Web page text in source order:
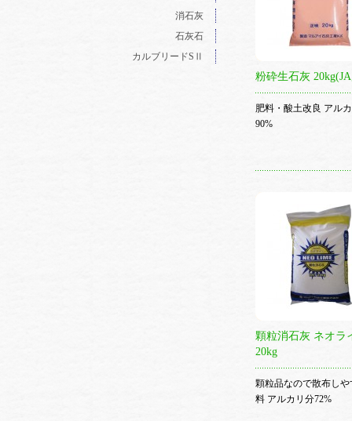
消石灰
石灰石
カルブリードSⅡ
粉砕生石灰
肥料・酸土改良 アル
90%
顆粒消石灰 ネオラ
20kg
顆粒品なので散布しや
料 アルカリ分72%